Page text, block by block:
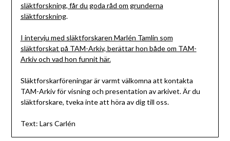
släktforskning, får du goda råd om grunderna
släktforskning.
I intervju med släktforskaren Marlén Tamlin som
släktforskat på TAM-Arkiv, berättar hon både om TAM-
Arkiv och vad hon funnit här.
Släktforskarföreningar är varmt välkomna att kontakta
TAM-Arkiv för visning och presentation av arkivet. Är du
släktforskare, tveka inte att höra av dig till oss.
Text: Lars Carlén